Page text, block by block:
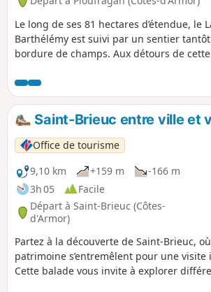
Le long de ses 81 hectares d’étendue, le
Barthélémy est suivi par un sentier
bordure de champs. Aux détours de
Gouët, haut de 45 mètres, et le
ligne Paris-Brest. Plus ancien, le bourg
riche de son architecture pittoresque. Le
des trésors d’autrefois. Aujourd’hui, il fait
pêcheurs et des embarcations de loisirs.
Saint-Brieuc entre ville et
Office de tourisme
9,10 km
+159 m
-166 m
3h 05
Facile
Départ à Saint-Brieuc (Côtes-
d'Armor)
Partez à la découverte de Saint-Brieuc,
patrimoine s’entremêlent pour une visite
Cette balade vous invite à explorer